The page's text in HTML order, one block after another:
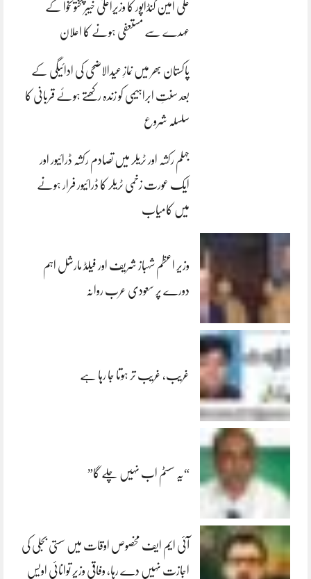
علی امین گنڈاپور کا وزیراعلیٰ خیبرپختونخوا کے
عہدے سے مستعفی ہونے کا اعلان
پاکستان بھر میں نمازِ عیدالاضحی کی ادائیگی کے
بعد سنتِ ابراہیمی کو زندہ رکھتے ہوئے قربانی کا
سلسلہ شروع
جہلم رکشہ اور ٹریلر میں تصادم رکشہ ڈرائیور اور
ایک عورت زخمی ٹریلر کا ڈرائیور فرار ہونے
میں کامیاب
وزیر اعظم شہباز شریف اور فیلڈ مارشل اہم
دورے پر سعودی عرب روانہ
غریب، غریب تر ہوتا جا رہا ہے
“یہ سسٹم اب نہیں چلے گا”
آئی ایم ایف مخصوص اوقات میں سستی بجلی کی
اجازت نہیں دے رہا، وفاقی وزیر توانائی اویس